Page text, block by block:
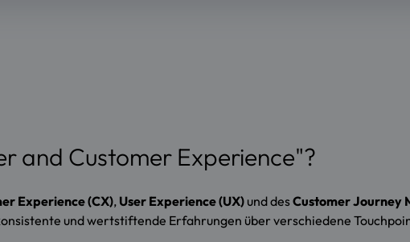
and Customer Experience"?
Experience (CX), User Experience (UX) und desCustomer Journey
und wertstiftende Erfahrungen über verschiedene